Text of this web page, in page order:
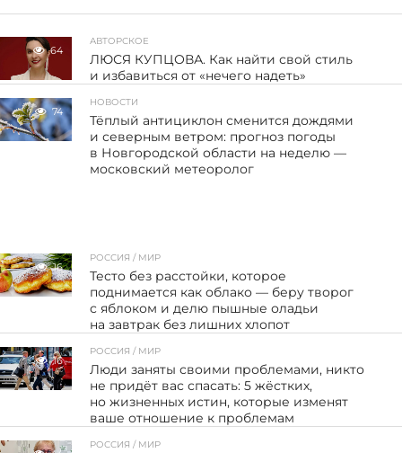
64
АВТОРСКОЕ
ЛЮСЯ КУПЦОВА. Как найти свой стиль
и избавиться от «нечего надеть»
74
НОВОСТИ
Тёплый антициклон сменится дождями
и северным ветром: прогноз погоды
в Новгородской области на неделю —
московский метеоролог
16
РОССИЯ / МИР
Тесто без расстойки, которое
поднимается как облако — беру творог
с яблоком и делю пышные оладьи
на завтрак без лишних хлопот
16
РОССИЯ / МИР
Люди заняты своими проблемами, никто
не придёт вас спасать: 5 жёстких,
но жизненных истин, которые изменят
ваше отношение к проблемам
РОССИЯ / МИР